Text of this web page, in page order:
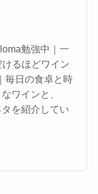
勉強中｜一
るほどワイン
毎日の食卓と時
ワインと、
を紹介してい